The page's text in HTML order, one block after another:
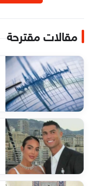
مقالات مقترحة